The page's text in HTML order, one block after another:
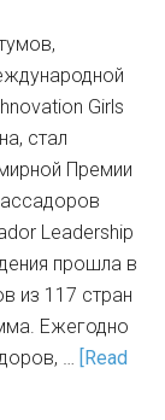
Girls
стал
Премии
Leadership
прошла в
из 117 стран
Ежегодно
… [Read